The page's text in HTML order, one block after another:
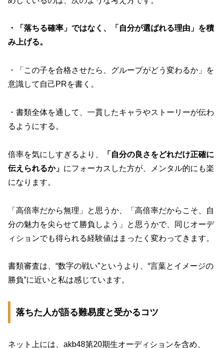
・「落ちる確率」ではなく、「自分が選ばれる理由」を積
み上げる。
・「この子を合格させたら、グループがどう変わるか」を
意識して自己PRを書く。
・書類全体を通して、一貫したキャラやストーリーが伝わ
るようにする。
倍率を気にしすぎるより、
「自分の良さをどれだけ正確に
伝えられるか」 にフォーカスした方が、メンタル的にも楽
になります。
「高倍率だから無理」と思うか、「高倍率だからこそ、自
分の魅力を尖らせて勝負しよう」と思うかで、同じオーデ
ィションでも得られる経験値はまったく変わってきます。
書類審査は、“数字の戦い”というより、“言葉とイメージの
勝負”に近いと私は感じています。
落ちた人が語る難易度と受かるコツ
ネット上には、akb48第20期生オーディションを含め、